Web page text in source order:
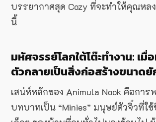
บรรยากาศสุด Cozy ที่จะทำให้คุณหล
นี้
มหัศจรรย์โลกใต้โต๊ะทำงาน: เ
ตัวกลายเป็นสิ่งก่อสร้างขนาด
เสน่ห์หลักของ Animula Nook คือการ
บทบาทเป็น “Minies” มนุษย์ตัวจิ๋วที่ใ